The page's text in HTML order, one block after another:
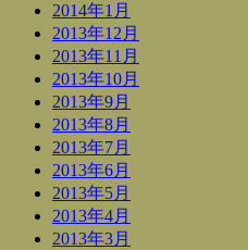
2014年1月
2013年12月
2013年11月
2013年10月
2013年9月
2013年8月
2013年7月
2013年6月
2013年5月
2013年4月
2013年3月